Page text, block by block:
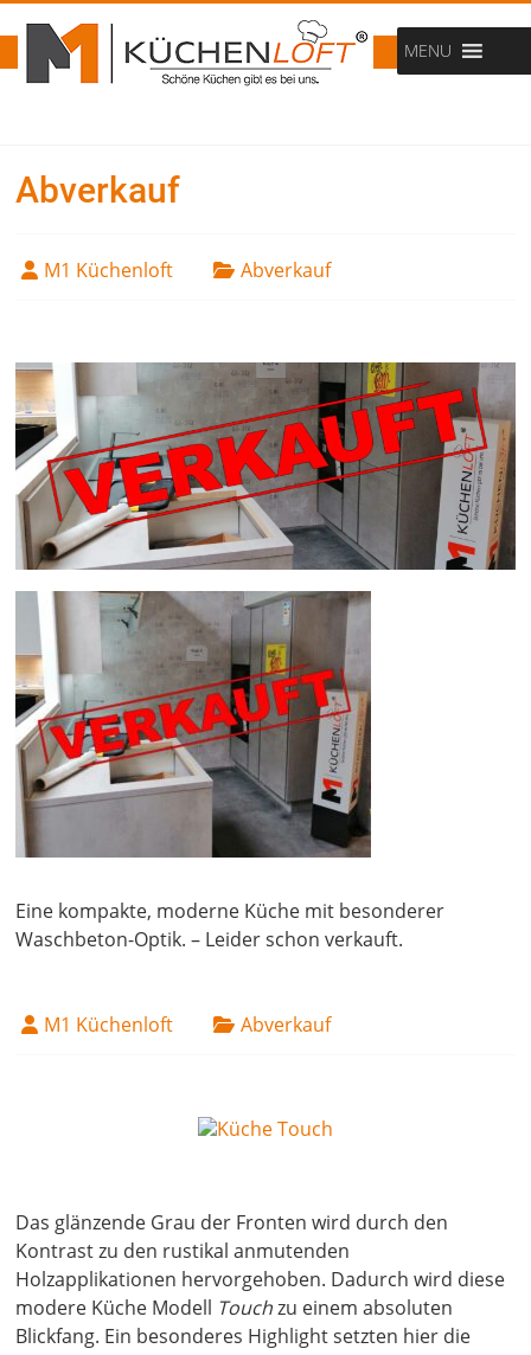
MENU
Abverkauf
M1 Küchenloft Abverkauf
Eine kompakte, moderne Küche mit besonderer
Waschbeton-Optik. – Leider schon verkauft.
M1 Küchenloft Abverkauf
Das glänzende Grau der Fronten wird durch den
Kontrast zu den rustikal anmutenden
Holzapplikationen hervorgehoben. Dadurch wird diese
modere Küche Modell Touchzu einem absoluten
Blickfang. Ein besonderes Highlight setzten hier die